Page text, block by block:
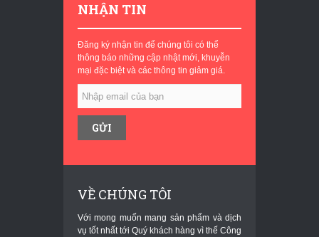
NHẬN TIN
Đăng ký nhận tin để chúng tôi có thể
thông báo những cập nhật mới, khuyễn
mại đặc biệt và các thông tin giảm giá.
VỀ CHÚNG TÔI
Với mong muốn mang sản phẩm và dịch
vụ tốt nhất tới Quý khách hàng vì thế Công